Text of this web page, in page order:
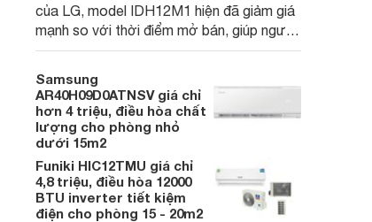
của LG, model IDH12M1 hiện đã giảm giá
mạnh so với thời điểm mở bán, giúp người
dùng Việt có cơ hội tiếp cận một mẫu điều
hiện đại.
Samsung
AR40H09D0ATNSV giá chỉ
hơn 4 triệu, điều hòa chất
lượng cho phòng nhỏ
dưới 15m2
Funiki HIC12TMU giá chỉ
4,8 triệu, điều hòa 12000
BTU inverter tiết kiệm
điện cho phòng 15 - 20m2